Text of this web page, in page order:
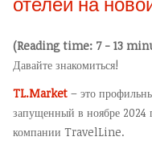
(Reading time: 7 - 13
Давайте знакомиться!
TL.Market – это
запущенный в ноябре
компании TravelLine.